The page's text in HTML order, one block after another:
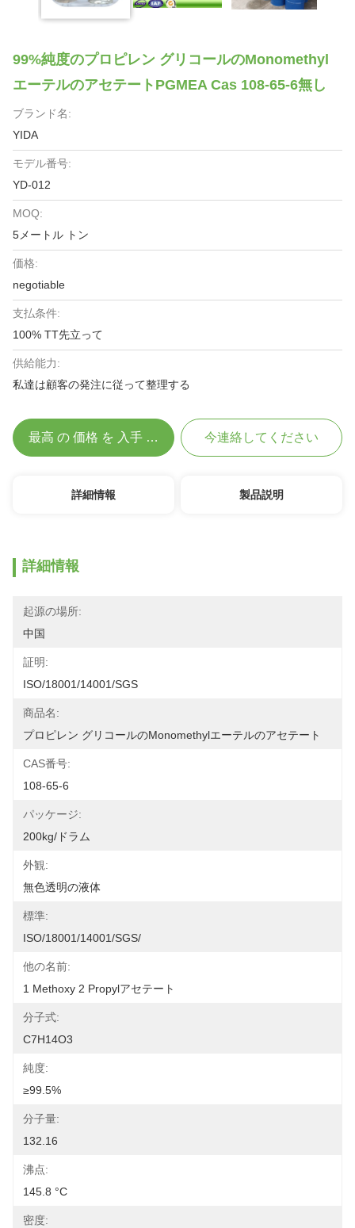
99%純度のプロピレン グリコールのMonomethyl
エーテルのアセテートPGMEA Cas 108-65-6無し
ブランド名:
YIDA
モデル番号:
YD-012
MOQ:
5メートル トン
価格:
negotiable
支払条件:
100% TT先立って
供給能力:
私達は顧客の発注に従って整理する
最高 の 価格 を 入手 する 今連絡してください
詳細情報 製品説明
詳細情報
起源の場所:
中国
証明:
ISO/18001/14001/SGS
商品名:
プロピレン グリコールのMonomethylエーテルのアセテート
CAS番号:
108-65-6
パッケージ:
200kg/ドラム
外観:
無色透明の液体
標準:
ISO/18001/14001/SGS/
他の名前:
1 Methoxy 2 Propylアセテート
分子式:
C7H14O3
純度:
≥99.5%
分子量:
132.16
沸点:
145.8 °C
密度: